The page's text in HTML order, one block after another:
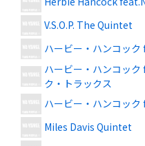
V.S.O.P. The Quintet
ハービー・ハンコック
ハービー・ハンコッ
ク・トラックス
ハービー・ハンコッ
Miles Davis Quintet